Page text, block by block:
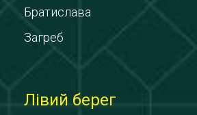
Братислава
Загреб
Лівий берег